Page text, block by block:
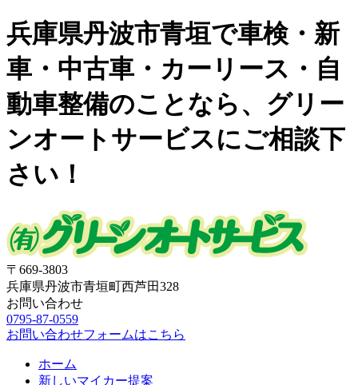
兵庫県丹波市青垣で車検・新
車・中古車・カーリース・自
動車整備のことなら、グリー
ンオートサービスにご相談下
さい！
〒669-3803
兵庫県丹波市青垣町西芦田328
お問い合わせ
0795-87-0559
お問い合わせフォームはこちら
ホーム
新しいマイカー提案